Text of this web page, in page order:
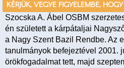
KÉRJÜK, VEGYE FIGYELEMBE,
Szocska A. Ábel OSBM
én született a kárpátaljai
a Nagy Szent Bazil Rendbe. Az
tanulmányok befejeztével 2001.
örökfogadalmat tett, majd